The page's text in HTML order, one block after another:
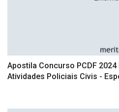
Apostila Concurso PCDF
Atividades Policiais Civis -